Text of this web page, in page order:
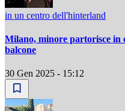
in un centro dell'hinterland
Milano, minore partorisce in
balcone
30 Gen 2025 - 15:12